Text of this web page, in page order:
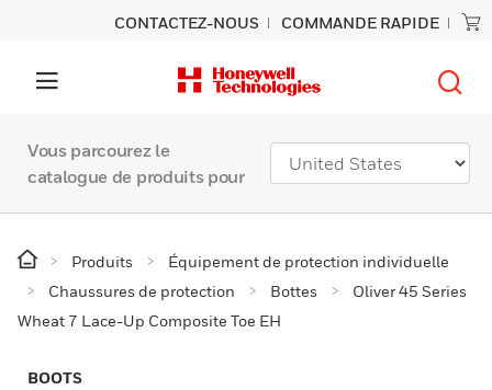
CONTACTEZ-NOUS COMMANDE RAPIDE
Vous parcourez le
catalogue de produits pour
Produits
Équipement de protection individuelle
Chaussures de protection
Bottes
Oliver 45 Series
Wheat 7 Lace-Up Composite Toe EH
BOOTS